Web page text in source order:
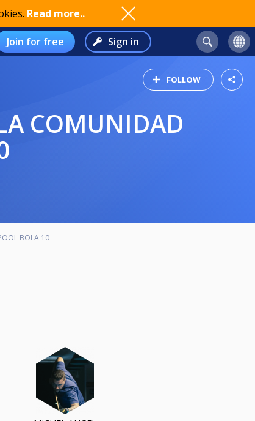
Read more..
Join for free Sign in
FOLLOW
BOLA 10